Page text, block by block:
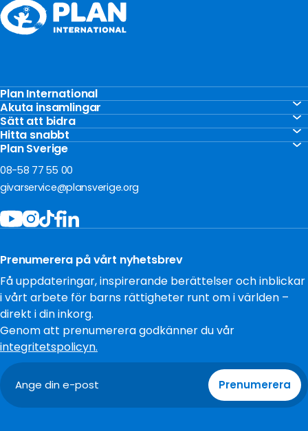
Plan International
Stöd barnen
Vårt arbete
För företag
Om oss
Akuta insamlingar
Akut insamling Gaza
Akut insamling Ukraina
Akut insamling Sudan
Sätt att bidra
Gåvoshop
Ge en gåva
Bli månadsgivare
Starta egen insamling
Bidra som företag
Filantropi och stiftelser
Testamentera
Hitta snabbt
Kontakta oss
Frågor och svar
Jobba hos oss
Policys och villkor
Tillgänglighet
Cookies
Plan Sverige
08-58 77 55 00
givarservice@plansverige.org
Prenumerera på vårt nyhetsbrev
Få uppdateringar, inspirerande berättelser och inblickar
i vårt arbete för barns rättigheter runt om i världen –
direkt i din inkorg.
Genom att prenumerera godkänner du vår
integritetspolicyn.
Prenumerera